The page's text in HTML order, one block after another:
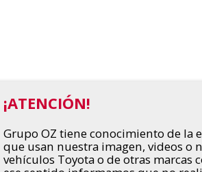
¡ATENCIÓN!
Grupo OZ tiene conocimiento de la
que usan nuestra imagen, videos o
vehículos Toyota o de otras marcas